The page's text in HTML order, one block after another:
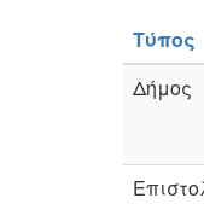
Τύπος
Δήμος